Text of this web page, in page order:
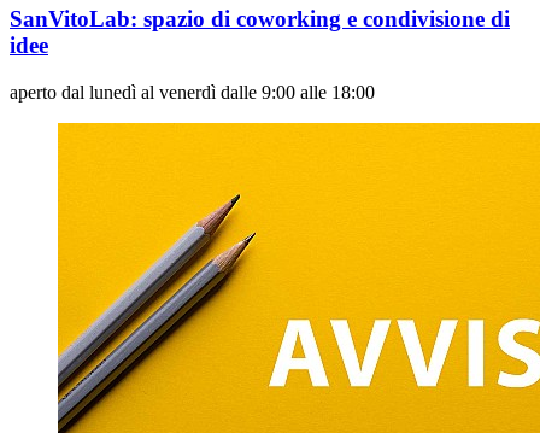
SanVitoLab: spazio di coworking e condivisione di
idee
aperto dal lunedì al venerdì dalle 9:00 alle 18:00